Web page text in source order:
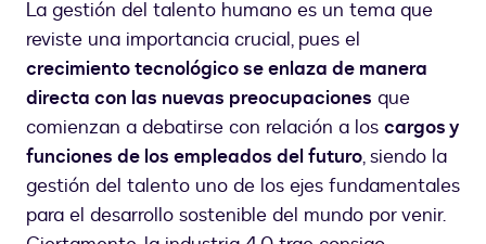
La gestión del talento humano es un tema que
reviste una importancia crucial, pues el
crecimiento tecnológico se enlaza de manera
directa con las nuevas preocupaciones que
comienzan a debatirse con relación a los cargos y
funciones de los empleados del futuro, siendo la
gestión del talento uno de los ejes fundamentales
para el desarrollo sostenible del mundo por venir.